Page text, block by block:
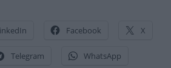
Facebook X
Telegram WhatsApp